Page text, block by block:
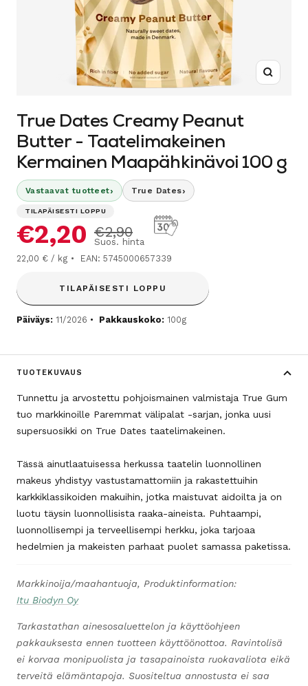
True Dates Creamy Peanut
Butter - Taatelimakeinen
Kermainen Maapähkinävoi 100 g
Vastaavat tuotteet› True Dates›
TILAPÄISESTI LOPPU
Alennushinta
€2,20 Normaalihinta
€2,90
Suos. hinta
22,00 € / kg EAN: 5745000657339
TILAPÄISESTI LOPPU
Päiväys: 11/2026 Pakkauskoko: 100g
TUOTEKUVAUS
Tunnettu ja arvostettu pohjoismainen valmistaja True Gum
tuo markkinoille Paremmat välipalat -sarjan, jonka uusi
supersuosikki on True Dates taatelimakeinen.
Tässä ainutlaatuisessa herkussa taatelin luonnollinen
makeus yhdistyy vastustamattomiin ja rakastettuihin
karkkiklassikoiden makuihin, jotka maistuvat aidoilta ja on
luotu täysin luonnollisista raaka-aineista. Puhtaampi,
luonnollisempi ja terveellisempi herkku, joka tarjoaa
hedelmien ja makeisten parhaat puolet samassa paketissa.
Markkinoija/maahantuoja, Produktinformation:
Itu Biodyn Oy
Tarkastathan ainesosaluettelon ja käyttöohjeen
pakkauksesta ennen tuotteen käyttöönottoa. Ravintolisä
ei korvaa monipuolista ja tasapainoista ruokavaliota eikä
terveitä elämäntapoja. Suositeltua annostusta ei saa